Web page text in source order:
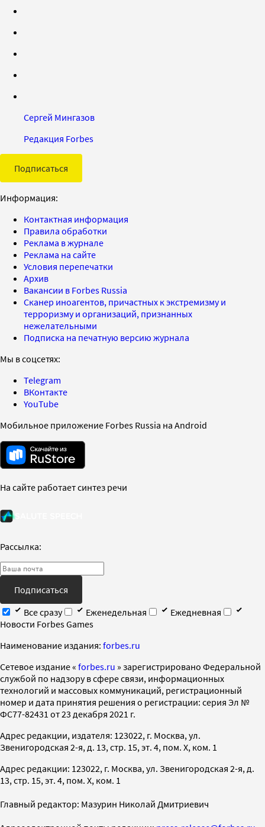
Сергей Мингазов
Редакция Forbes
Подписаться
Информация:
Контактная информация
Правила обработки
Реклама в журнале
Реклама на сайте
Условия перепечатки
Архив
Вакансии в Forbes Russia
Сканер иноагентов, причастных к экстремизму и
терроризму и организаций, признанных
нежелательными
Подписка на печатную версию журнала
Мы в соцсетях:
Telegram
ВКонтакте
YouTube
Мобильное приложение Forbes Russia на Android
На сайте работает синтез речи
Рассылка:
Подписаться
Все сразу
Еженедельная
Ежедневная
Новости Forbes Games
Наименование издания: forbes.ru
Cетевое издание « forbes.ru » зарегистрировано Федеральной
службой по надзору в сфере связи, информационных
технологий и массовых коммуникаций, регистрационный
номер и дата принятия решения о регистрации: серия Эл №
ФС77-82431 от 23 декабря 2021 г.
Адрес редакции, издателя: 123022, г. Москва, ул.
Звенигородская 2-я, д. 13, стр. 15, эт. 4, пом. X, ком. 1
Адрес редакции: 123022, г. Москва, ул. Звенигородская 2-я, д.
13, стр. 15, эт. 4, пом. X, ком. 1
Главный редактор: Мазурин Николай Дмитриевич